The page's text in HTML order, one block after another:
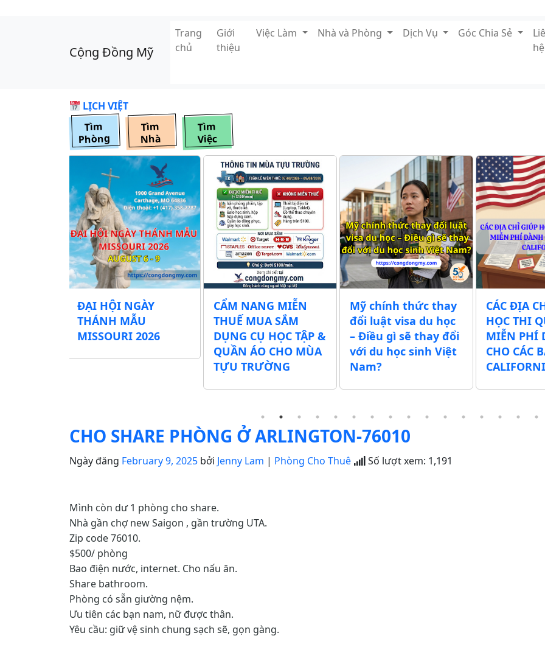
Cộng Đồng Mỹ
Trang
chủ
Giới
thiệu
Việc Làm Nhà và Phòng Dịch Vụ Góc Chia Sẻ
hệ
LỊCH VIỆT
Tìm
Phòng
Tìm
Nhà
Tìm
Việc
ĐẠI HỘI NGÀY
THÁNH MẪU
MISSOURI 2026
CẨM NANG MIỄN
THUẾ MUA SẮM
DỤNG CỤ HỌC TẬP &
QUẦN ÁO CHO MÙA
TỰU TRƯỜNG
Mỹ chính thức thay
đổi luật visa du học
– Điều gì sẽ thay đổi
với du học sinh Việt
Nam?
CÁC ĐỊA
HỌC THI
MIỄN PHÍ
CHO CÁC
CHO SHARE PHÒNG Ở ARLINGTON-76010
Ngày đăng February 9, 2025 bởi Jenny Lam | Phòng Cho Thuê Số lượt xem: 1,191
Mình còn dư 1 phòng cho share.
Nhà gần chợ new Saigon , gần trường UTA.
Zip code 76010.
$500/ phòng
Bao điện nước, internet. Cho nấu ăn.
Share bathroom.
Phòng có sẵn giường nệm.
Ưu tiên các bạn nam, nữ được thân.
Yêu cầu: giữ vệ sinh chung sạch sẽ, gọn gàng.